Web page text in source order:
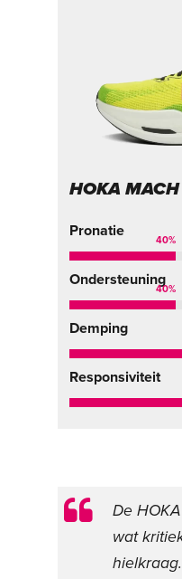
HOKA
Pronatie
40%
Ondersteuning
40%
Demping
Responsiviteit
De
wat